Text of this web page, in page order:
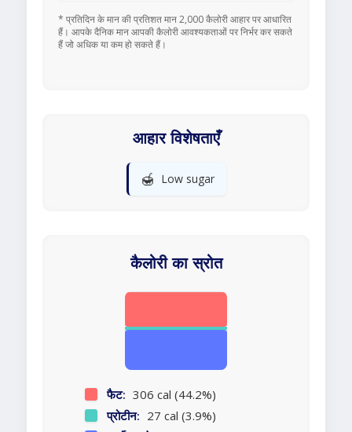
* प्रतिदिन के मान की प्रतिशत मान 2,000 कैलोरी आहार पर आधारित
हैं। आपके दैनिक मान आपकी कैलोरी आवश्यकताओं पर निर्भर कर सकते
हैं जो अधिक या कम हो सकते हैं।
आहार विशेषताएँ
🍯 Low sugar
कैलोरी का स्रोत
फैट: 306 cal (44.2%)
प्रोटीन: 27 cal (3.9%)